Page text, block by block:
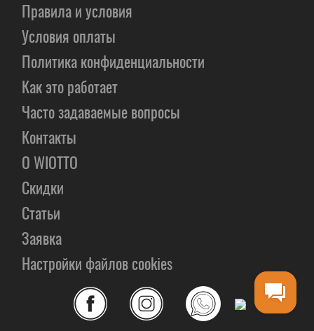
Правила и условия
Условия оплаты
Политика конфиденциальности
Как это работает
Часто задаваемые вопросы
Контакты
О WIOTTO
Скидки
Статьи
Заявка
Настройки файлов cookies